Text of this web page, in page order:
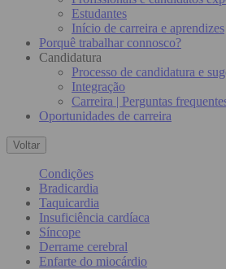
Estudantes
Início de carreira e aprendizes
Porquê trabalhar connosco?
Candidatura
Processo de candidatura e
Integração
Carreira | Perguntas
Oportunidades de carreira
Voltar
Condições
Bradicardia
Taquicardia
Insuficiência cardíaca
Síncope
Derrame cerebral
Enfarte do miocárdio